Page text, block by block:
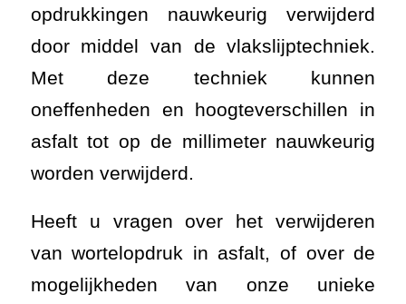
opdrukkingen nauwkeurig verwijderd
door middel van de vlakslijptechniek.
Met deze techniek kunnen
oneffenheden en hoogteverschillen in
asfalt tot op de millimeter nauwkeurig
worden verwijderd.
Heeft u vragen over het verwijderen
van wortelopdruk in asfalt, of over de
mogelijkheden van onze unieke